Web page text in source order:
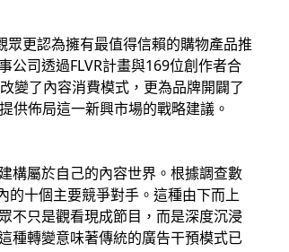
更認為擁有最值得信賴的購物產品推
公司透過FLVR計畫與169位創作者合
變了內容消費模式，更為品牌開闢了
供佈局這一新興市場的戰略建議。
構屬於自己的內容世界。根據調查數
十個主要競爭對手。這種由下而上
不只是觀看現成節目，而是深度沉浸
種轉變意味著傳統的廣告干預模式已